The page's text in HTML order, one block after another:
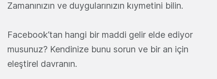
Zamanınızın ve duygularınızın kıymetini bilin.
Facebook’tan hangi bir maddi gelir elde ediyor
musunuz? Kendinize bunu sorun ve bir an için
eleştirel davranın.